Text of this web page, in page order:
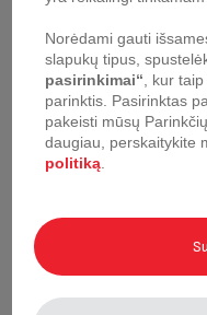
Keptuvė Tefal Healthy
Norėdami gauti
slapukų tipus,
pasirinkimai“ , kur
parinktis. Pasirinktas
pakeisti mūsų
daugiau, perskaitykite
politiką